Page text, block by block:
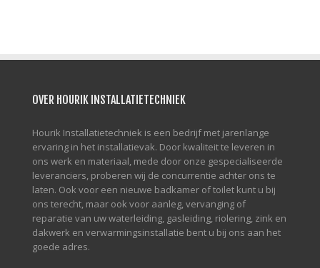
OVER HOURIK INSTALLATIETECHNIEK
Hourik Installatietechniek is een bedrijf met jarenlange
ervaring in het installatievak. Door kwaliteit te leveren in
ons werk en materiaal, mede door onze gespecialiseerde
leveranciers, proberen wij de concurrentie achter ons te
laten. Ook voor een nieuwe badkamer of toilet kunt u bij
ons terecht, maar ook voor aanleg, vervanging of
reparatie van uw waterleiding, gasleiding, riolering, zink en
dakwerk en verwarmingsinstallatie bent u bij ons aan het
goede adres.